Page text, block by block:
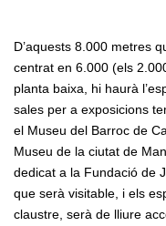
D’aquests 8.000 metres
centrat en 6.000 (els
planta baixa, hi haurà
sales per a exposicions
el Museu del Barroc de
Museu de la ciutat de
dedicat a la Fundació de
que serà visitable, i els
claustre, serà de lliure